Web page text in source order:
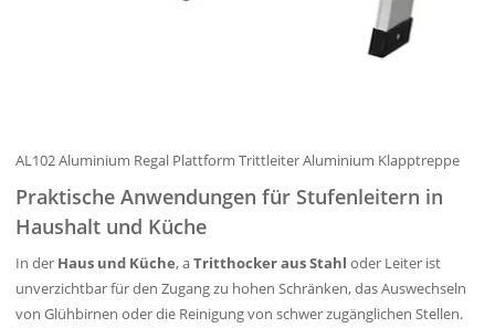
AL102 Aluminium Regal Plattform Trittleiter Aluminium Klapptreppe
Praktische Anwendungen für Stufenleitern in
Haushalt und Küche
In der Haus und Küche, aTritthocker aus Stahl oder Leiter ist
unverzichtbar für den Zugang zu hohen Schränken, das Auswechseln
von Glühbirnen oder die Reinigung von schwer zugänglichen Stellen.